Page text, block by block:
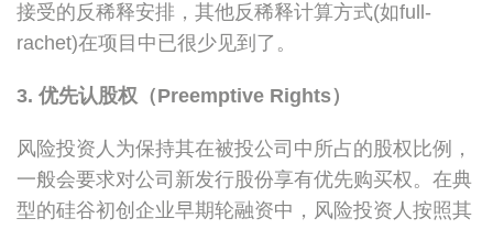
接受的反稀释安排，其他反稀释计算方式(如full-
rachet)在项目中已很少见到了。
3. 优先认股权（Preemptive Rights）
风险投资人为保持其在被投公司中所占的股权比例，
一般会要求对公司新发行股份享有优先购买权。在典
型的硅谷初创企业早期轮融资中，风险投资人按照其